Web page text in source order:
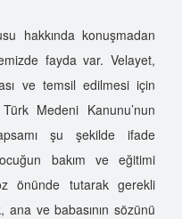
hakkında konuşmadan
fayda var. Velayet,
ve temsil edilmesi için
Medeni Kanunu’nun
şu şekilde ifade
bakım ve eğitimi
önünde tutarak gerekli
ana ve babasının sözünü